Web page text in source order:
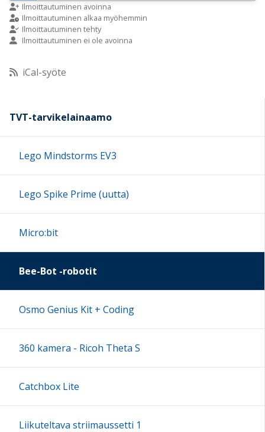
9:00
10:00
11:00
12:00
16:00
17:00
18:00
Ilmoittautuminen avoinna
Ilmoittautuminen alkaa myöhemmin
Ilmoittautuminen tehty
Ilmoittautuminen ei ole avoinna
iCal-syöte
TVT-tarvikelainaamo
Lego Mindstorms EV3
Lego Spike Prime (uutta)
Micro:bit
Bee-Bot -robotit
Osmo Genius Kit + Coding
360 kamera - Ricoh Theta S
Catchbox Lite
Liikuteltava striimaussetti 1